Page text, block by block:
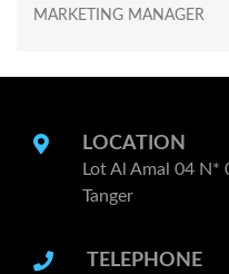
MARKETING MANAGER
LOCATION
Lot Al Amal 04 N*
Tanger
TELEPHONE